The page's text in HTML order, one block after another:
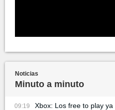
Noticias
Minuto a minuto
09:19
Xbox: Los free to play